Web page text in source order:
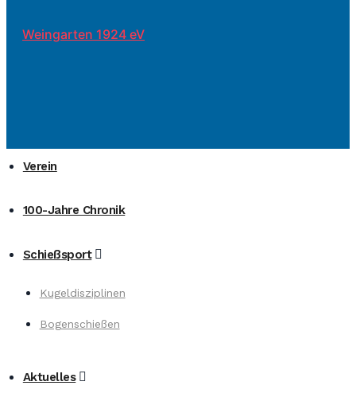
Verein
100-Jahre Chronik
Schießsport
Kugeldisziplinen
Bogenschießen
Aktuelles